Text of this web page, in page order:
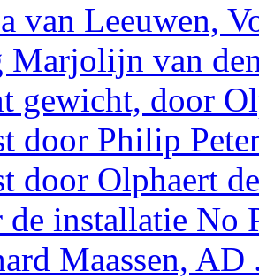
van Leeuwen,
Marjolijn van
gewicht, door
door Philip
door Olphaert
de installatie No
Maassen, AD